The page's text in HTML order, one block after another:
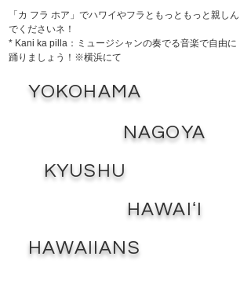
「カ フラ ホア」でハワイやフラともっともっと親しん
でくださいネ！
* Kani ka pilla：ミュージシャンの奏でる音楽で自由に
踊りましょう！※横浜にて
YOKOHAMA
NAGOYA
KYUSHU
HAWAIʻI
HAWAIIANS